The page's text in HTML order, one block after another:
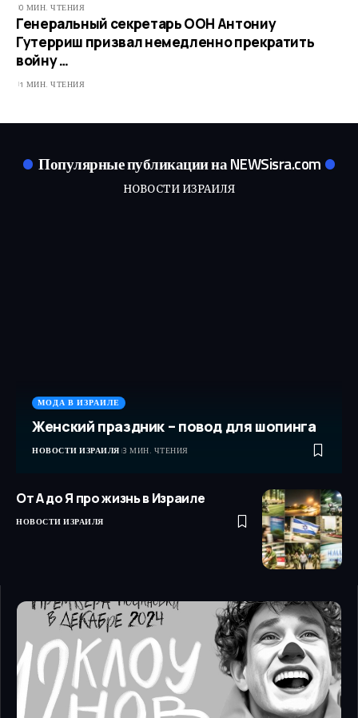
0 МИН. ЧТЕНИЯ
Генеральный секретарь ООН Антониу
Гутерриш призвал немедленно прекратить
войну …
1 МИН. ЧТЕНИЯ
Популярные публикации на NEWSisra.com
НОВОСТИ ИЗРАИЛЯ
МОДА В ИЗРАИЛЕ
Женский праздник – повод для шопинга
НОВОСТИ ИЗРАИЛЯ 3 МИН. ЧТЕНИЯ
От А до Я про жизнь в Израиле
НОВОСТИ ИЗРАИЛЯ